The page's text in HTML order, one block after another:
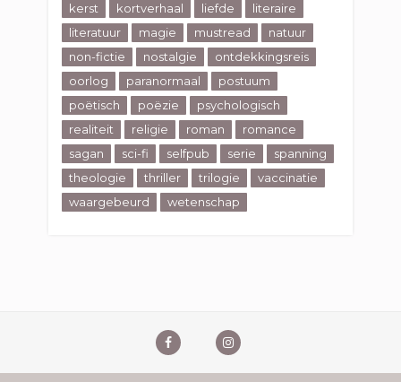
kerst
kortverhaal liefde
literaire
literatuur
magie mustread
natuur
non-fictie
nostalgie
ontdekkingsreis
oorlog
paranormaal
postuum
poëtisch
poëzie
psychologisch
realiteit
religie roman
romance
sagan
sci-fi selfpub serie
spanning
theologie
thriller trilogie
vaccinatie
waargebeurd
wetenschap